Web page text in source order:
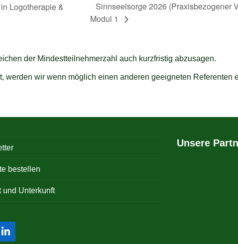
Logotherapie &
Sinnseelsorge 2026 (Praxisbezogener
Modul 1
der Mindestteilnehmerzahl auch kurzfristig abzusagen.
werden wir wenn möglich einen anderen geeigneten Referenten
bestellen
und Unterkunft
LinkedIn
Unsere